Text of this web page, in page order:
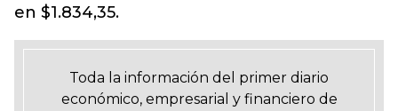
en $1.834,35.
Toda la información del primer diario
económico, empresarial y financiero de